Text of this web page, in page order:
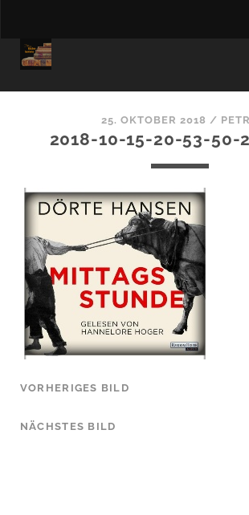
25. OKTOBER 2018 /
2018-10-15-20-53-50-
VORHERIGES BILD
NÄCHSTES BILD